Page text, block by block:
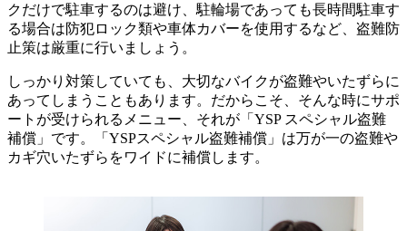
クだけで駐車するのは避け、駐輪場であっても長時間駐車す
る場合は防犯ロック類や車体カバーを使用するなど、盗難防
止策は厳重に行いましょう。
しっかり対策していても、大切なバイクが盗難やいたずらに
あってしまうこともあります。だからこそ、そんな時にサポ
ートが受けられるメニュー、それが「YSP スペシャル盗難
補償」です。「YSPスペシャル盗難補償」は万が一の盗難や
カギ穴いたずらをワイドに補償します。